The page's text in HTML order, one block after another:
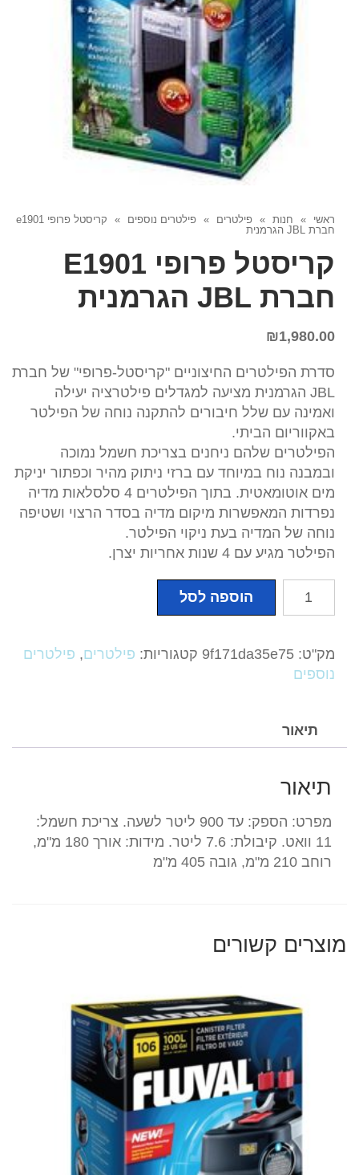
ראשי » חנות » פילטרים » פילטרים נוספים »
קריסטל פרופי e1901
חברת JBL הגרמנית
קריסטל פרופי E1901
חברת JBL הגרמנית
₪1,980.00
סדרת הפילטרים החיצוניים "קריסטל-פרופי" של חברת
JBL הגרמנית מציעה למגדלים פילטרציה יעילה
ואמינה עם שלל חיבורים להתקנה נוחה של הפילטר
באקווריום הביתי.
הפילטרים שלהם ניחנים בצריכת חשמל נמוכה
ובמבנה נוח במיוחד עם ברזי ניתוק מהיר וכפתור יניקת
מים אוטומאטית. בתוך הפילטרים 4 סלסלאות מדיה
נפרדות המאפשרות מיקום מדיה בסדר הרצוי ושטיפה
נוחה של המדיה בעת ניקוי הפילטר.
הפילטר מגיע עם 4 שנות אחריות יצרן.
כמות
פרופי
e1901
הגרמנית
הוספה לסל
מק"ט: 9f171da35e75 קטגוריות: פילטרים, פילטרים
נוספים
תיאור
תיאור
מפרט: הספק: עד 900 ליטר לשעה. צריכת חשמל:
11 וואט. קיבולת: 7.6 ליטר. מידות: אורך 180 מ"מ,
רוחב 210 מ"מ, גובה 405 מ"מ
מוצרים קשורים